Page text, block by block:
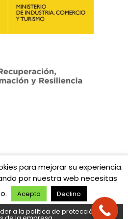
de confianza.– Todos
reservados
con el Tema Customizr
para mejorar su experiencia.
por nuestra web necesitas
Acepto
Declino
a la política de protección de